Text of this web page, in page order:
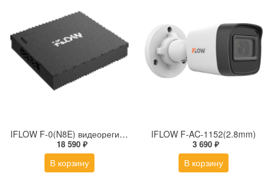
IFLOW F-0(N8E) видеорегистратор
18 590 ₽
В корзину
IFLOW F-AC-1152(2.8mm)
3 690 ₽
В корзину